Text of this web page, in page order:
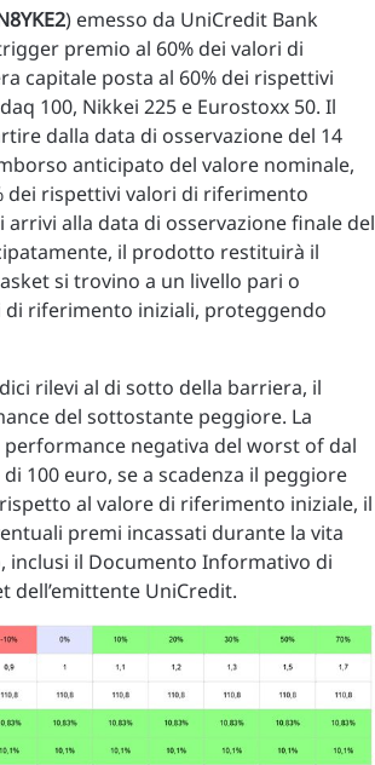
) emesso da UniCredit Bank
premio al 60% dei valori di
capitale posta al 60% dei rispettivi
100, Nikkei 225 e Eurostoxx 50. Il
dalla data di osservazione del 14
anticipato del valore nominale,
dei rispettivi valori di riferimento
alla data di osservazione finale del
il prodotto restituirà il
si trovino a un livello pari o
di riferimento iniziali, proteggendo
rilevi al di sotto della barriera, il
del sottostante peggiore. La
negativa del worst of dal
100 euro, se a scadenza il peggiore
al valore di riferimento iniziale, il
premi incassati durante la vita
inclusi il Documento Informativo di
dell’emittente UniCredit.